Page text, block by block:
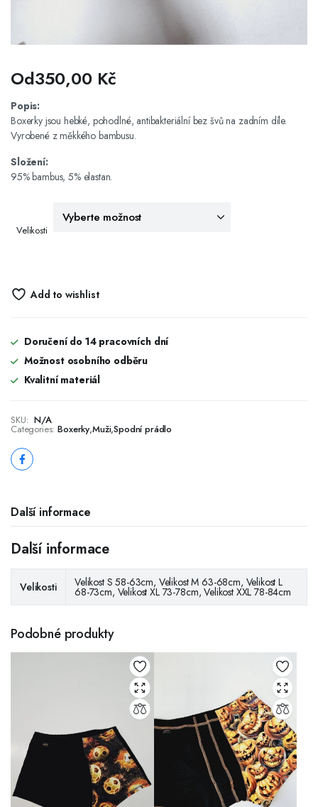
Od350,00 Kč
Popis:
Boxerky jsou hebké, pohodlné, antibakteriální bez švů na zadním díle.
Vyrobené z měkkého bambusu.
Složení:
95% bambus, 5% elastan.
Velikosti
Add to wishlist
Doručení do 14 pracovních dní
Možnost osobního odběru
Kvalitní materiál
SKU: N/A
Categories: Boxerky,Muži,Spodní prádlo
Další informace
Další informace
Velikosti Velikost S 58-63cm, Velikost M 63-68cm, Velikost L
68-73cm, Velikost XL 73-78cm, Velikost XXL 78-84cm
Podobné produkty